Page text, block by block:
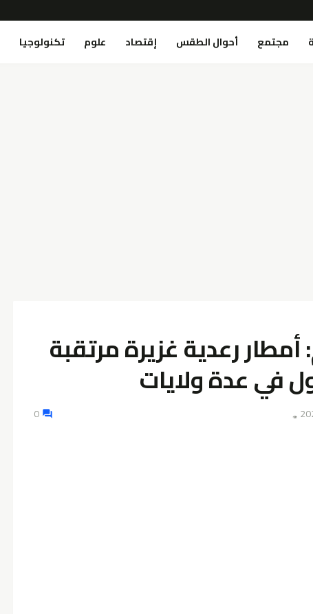
مجتمع أحوال الطقس إقتصاد علوم تكنولوجيا
رعدية غزيرة مرتقبة
في عدة ولايات
👁️
0